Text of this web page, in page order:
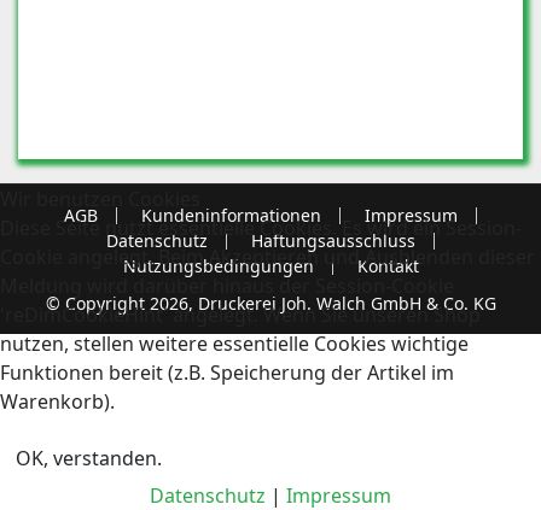
AGB Kundeninformationen
Impressum
Datenschutz
Haftungsausschluss
Nutzungsbedingungen
Kontakt
© Copyright 2026, Druckerei Joh. Walch GmbH & Co. KG
Diese Seite nutzt essentielle Cookies. Es wird ein Session-
Cookie angelegt. Beim Akzeptieren und Ausblenden dieser
Meldung wird darüber hinaus der Session-Cookie
'reDimCookieHint' angelegt. Wenn Sie unseren Shop
nutzen, stellen weitere essentielle Cookies wichtige
Funktionen bereit (z.B. Speicherung der Artikel im
Warenkorb).
OK, verstanden.
Datenschutz | Impressum